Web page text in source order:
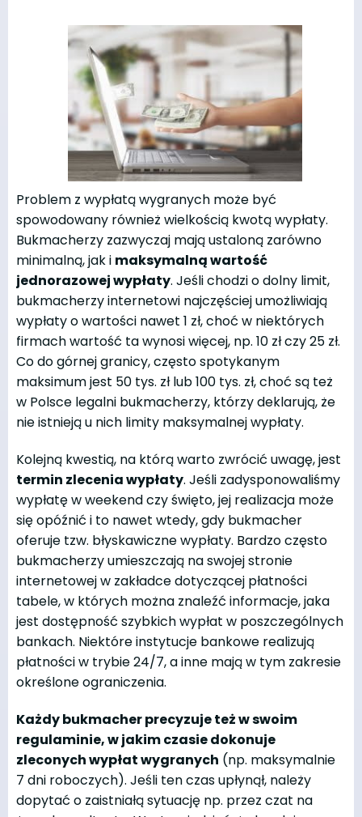
Problem z wypłatą wygranych może być
spowodowany również wielkością kwotą wypłaty.
Bukmacherzy zazwyczaj mają ustaloną zarówno
minimalną, jak i maksymalną wartość
jednorazowej wypłaty. Jeśli chodzi o dolny limit,
bukmacherzy internetowi najczęściej umożliwiają
wypłaty o wartości nawet 1 zł, choć w niektórych
firmach wartość ta wynosi więcej, np. 10 zł czy 25 zł.
Co do górnej granicy, często spotykanym
maksimum jest 50 tys. zł lub 100 tys. zł, choć są też
w Polsce legalni bukmacherzy, którzy deklarują, że
nie istnieją u nich limity maksymalnej wypłaty.
Kolejną kwestią, na którą warto zwrócić uwagę, jest
termin zlecenia wypłaty. Jeśli zadysponowaliśmy
wypłatę w weekend czy święto, jej realizacja może
się opóźnić i to nawet wtedy, gdy bukmacher
oferuje tzw. błyskawiczne wypłaty. Bardzo często
bukmacherzy umieszczają na swojej stronie
internetowej w zakładce dotyczącej płatności
tabele, w których można znaleźć informacje, jaka
jest dostępność szybkich wypłat w poszczególnych
bankach. Niektóre instytucje bankowe realizują
płatności w trybie 24/7, a inne mają w tym zakresie
określone ograniczenia.
Każdy bukmacher precyzuje też w swoim
regulaminie, w jakim czasie dokonuje
zleconych wypłat wygranych (np. maksymalnie
7 dni roboczych). Jeśli ten czas upłynął, należy
dopytać o zaistniałą sytuację np. przez czat na